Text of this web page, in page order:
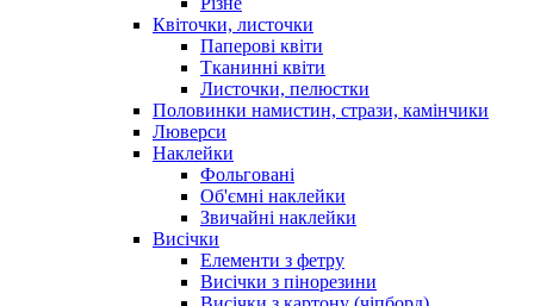
Квіточки, листочки
Паперові квіти
Тканинні квіти
Листочки, пелюстки
Половинки намистин, стрази, камінчики
Люверси
Наклейки
Фольговані
Об'ємні наклейки
Звичайні наклейки
Висічки
Елементи з фетру
Висічки з пінорезини